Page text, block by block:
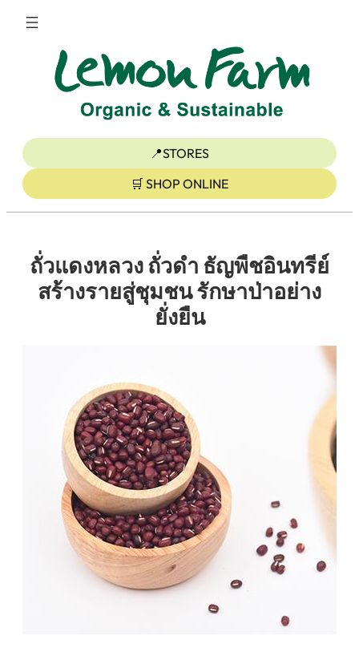
ข้าม
📍STORES
🛒 SHOP ONLINE
ถั่วแดงหลวง ถั่วดำ ธัญพืชอินทรีย์
สร้างรายสู่ชุมชน รักษาป่าอย่าง
ยั่งยืน